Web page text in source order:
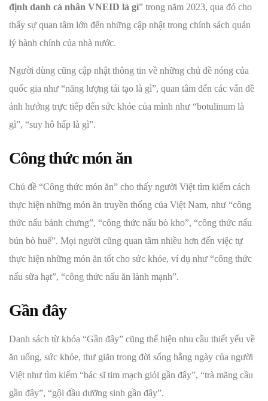
định danh cá nhân VNEID là gì” trong năm 2023, qua đó cho
thấy sự quan tâm lớn đến những cập nhật trong chính sách quản
lý hành chính của nhà nước.
Người dùng cũng cập nhật thông tin về những chủ đề nóng của
quốc gia như “năng lượng tái tạo là gì”, quan tâm đến các vấn đề
ảnh hưởng trực tiếp đến sức khỏe của mình như “botulinum là
gì”, “suy hô hấp là gì”.
Công thức món ăn
Chủ đề “Công thức món ăn” cho thấy người Việt tìm kiếm cách
thực hiện những món ăn truyền thống của Việt Nam, như “công
thức nấu bánh chưng”, “công thức nấu bò kho”, “công thức nấu
bún bò huế”. Mọi người cũng quan tâm nhiều hơn đến việc tự
thực hiện những món ăn tốt cho sức khỏe, ví dụ như “công thức
nấu sữa hạt”, “công thức nấu ăn lành mạnh”.
Gần đây
Danh sách từ khóa “Gần đây” cũng thể hiện nhu cầu thiết yếu về
ăn uống, sức khỏe, thư giãn trong đời sống hằng ngày của người
Việt như tìm kiếm “bác sĩ tim mạch giỏi gần đây”, “trà mãng cầu
gần đây”, “gội đầu dưỡng sinh gần đây”.